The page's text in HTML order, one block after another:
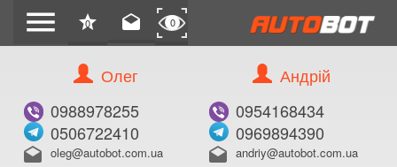
menu star
0 drafts 0
Олег
0988978255
0506722410
drafts oleg@autobot.com.ua
Андрій
0954168434
0969894390
drafts andriy@autobot.com.ua